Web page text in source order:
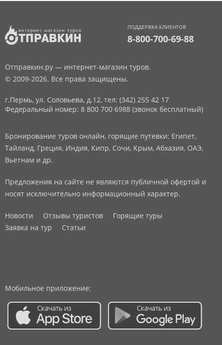
ПОДДЕРЖКА КЛИЕНТОВ
8-800-700-69-88
Отправкин.ру — интернет-магазин туров.
© 2009-2026. Все права защищены.
г.Пермь, ул. Соловьева, д.12, тел: (342) 255 42 17
Федеральный номер: 8 800 700 6988 (звонок бесплатный)
Бронирование туров онлайн, горящие путевки: Египет,
Тайланд, Греция, Индия, Кипр, Сочи, Крым, Абхазия, ОАЭ,
Вьетнам и др.
Предложения на сайте не являются публичной офертой и
носят исключительно информационный характер.
Новости Отзывы туристов
Горящие туры
Заявка на тур
Статьи
Мобильное приложение: